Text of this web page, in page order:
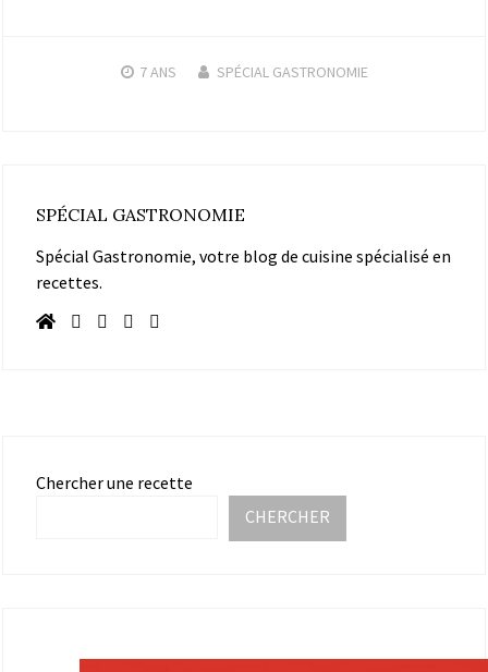
7 ANS SPÉCIAL GASTRONOMIE
SPÉCIAL GASTRONOMIE
Spécial Gastronomie, votre blog de cuisine spécialisé en
recettes.
Chercher une recette
CHERCHER